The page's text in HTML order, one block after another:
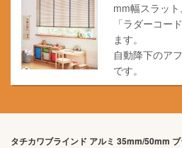
mm幅スラット
「ラダーコー
ます。
自動降下のア
です。
タチカワブラインド アルミ 35mm/50mm